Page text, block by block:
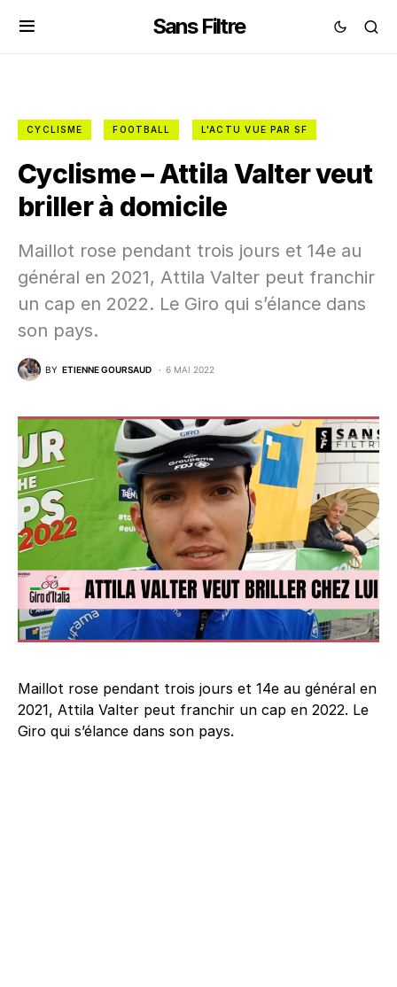
Sans Filtre
CYCLISME FOOTBALL L'ACTU VUE PAR SF
Cyclisme – Attila Valter veut
briller à domicile
Maillot rose pendant trois jours et 14e au
général en 2021, Attila Valter peut franchir
un cap en 2022. Le Giro qui s’élance dans
son pays.
BY ETIENNE GOURSAUD 6 MAI 2022
Maillot rose pendant trois jours et 14e au général en
2021, Attila Valter peut franchir un cap en 2022. Le
Giro qui s’élance dans son pays.